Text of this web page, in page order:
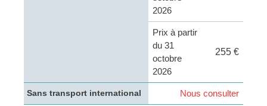
2026
Prix à partir
du 31
octobre
2026
255 €
Sans transport international Nous consulter